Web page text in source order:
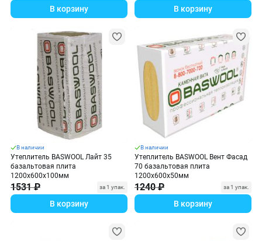
В корзину В корзину
В наличии
Утеплитель BASWOOL Лайт 35
базальтовая плита
1200х600х100мм
1531 ₽ за 1 упак.
В корзину
В наличии
Утеплитель BASWOOL Вент Фасад
70 базальтовая плита
1200х600х50мм
1240 ₽ за 1 упак.
В корзину